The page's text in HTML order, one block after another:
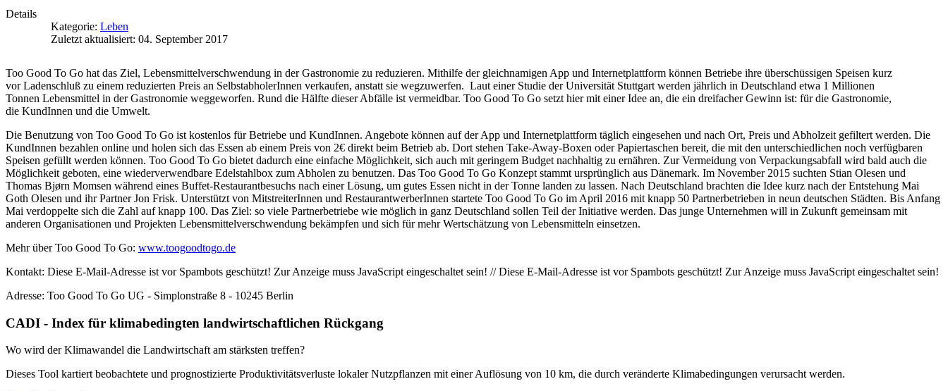
Details
Kategorie: Leben
Zuletzt aktualisiert: 04. September 2017
Too Good To Go hat das Ziel, Lebensmittelverschwendung in der Gastronomie zu reduzieren. Mithilfe der gleichnamigen App und Internetplattform können Betriebe ihre überschüssigen Speisen kurz
vor Ladenschluß zu einem reduzierten Preis an SelbstabholerInnen verkaufen, anstatt sie wegzuwerfen. Laut einer Studie der Universität Stuttgart werden jährlich in Deutschland etwa 1 Millionen
Tonnen Lebensmittel in der Gastronomie weggeworfen. Rund die Hälfte dieser Abfälle ist vermeidbar. Too Good To Go setzt hier mit einer Idee an, die ein dreifacher Gewinn ist: für die Gastronomie,
die KundInnen und die Umwelt.
Die Benutzung von Too Good To Go ist kostenlos für Betriebe und KundInnen. Angebote können auf der App und Internetplattform täglich eingesehen und nach Ort, Preis und Abholzeit gefiltert werden. Die
KundInnen bezahlen online und holen sich das Essen ab einem Preis von 2€ direkt beim Betrieb ab. Dort stehen Take-Away-Boxen oder Papiertaschen bereit, die mit den unterschiedlichen noch verfügbaren
Speisen gefüllt werden können. Too Good To Go bietet dadurch eine einfache Möglichkeit, sich auch mit geringem Budget nachhaltig zu ernähren. Zur Vermeidung von Verpackungsabfall wird bald auch die
Möglichkeit geboten, eine wiederverwendbare Edelstahlbox zum Abholen zu benutzen. Das Too Good To Go Konzept stammt ursprünglich aus Dänemark. Im November 2015 suchten Stian Olesen und
Thomas Bjørn Momsen während eines Buffet-Restaurantbesuchs nach einer Lösung, um gutes Essen nicht in der Tonne landen zu lassen. Nach Deutschland brachten die Idee kurz nach der Entstehung Mai
Goth Olesen und ihr Partner Jon Frisk. Unterstützt von MitstreiterInnen und RestaurantwerberInnen startete Too Good To Go im April 2016 mit knapp 50 Partnerbetrieben in neun deutschen Städten. Bis Anfang
Mai verdoppelte sich die Zahl auf knapp 100. Das Ziel: so viele Partnerbetriebe wie möglich in ganz Deutschland sollen Teil der Initiative werden. Das junge Unternehmen will in Zukunft gemeinsam mit
anderen Organisationen und Projekten Lebensmittelverschwendung bekämpfen und sich für mehr Wertschätzung von Lebensmitteln einsetzen.
Mehr über Too Good To Go: www.toogoodtogo.de
Kontakt: Diese E-Mail-Adresse ist vor Spambots geschützt! Zur Anzeige muss JavaScript eingeschaltet sein! //Diese E-Mail-Adresse ist vor Spambots geschützt! Zur Anzeige muss JavaScript eingeschaltet sein!
Adresse: Too Good To Go UG - Simplonstraße 8 - 10245 Berlin
CADI - Index für klimabedingten landwirtschaftlichen Rückgang
Wo wird der Klimawandel die Landwirtschaft am stärksten treffen?
Dieses Tool kartiert beobachtete und prognostizierte Produktivitätsverluste lokaler Nutzpflanzen mit einer Auflösung von 10 km, die durch veränderte Klimabedingungen verursacht werden.